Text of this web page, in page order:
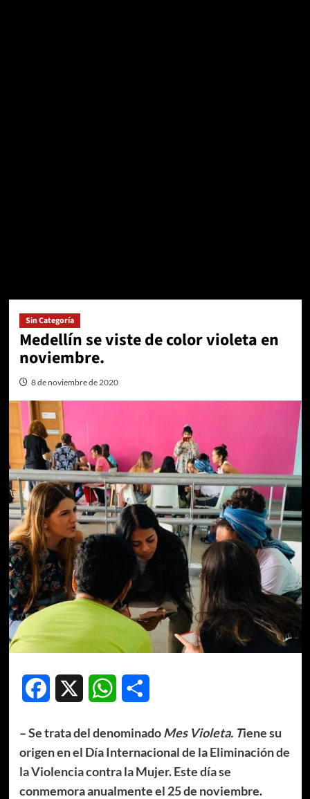
Sin Categoría
Medellín se viste de color violeta en
noviembre.
8 de noviembre de 2020
Facebook WhatsApp
– Se trata del denominadoMes Violeta. Tiene su
origen en el Día Internacional de la Eliminación de
la Violencia contra la Mujer. Este día se
conmemora anualmente el 25 de noviembre.